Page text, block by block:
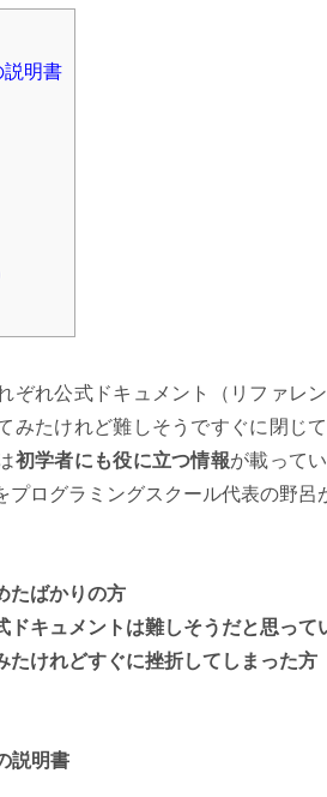
説明書
ぞれ公式ドキュメント（リファレ
みたけれど難しそうですぐに閉じ
初学者にも役に立つ情報が載って
プログラミングスクール代表の野呂
たばかりの方
ドキュメントは難しそうだと思って
たけれどすぐに挫折してしまった方
説明書